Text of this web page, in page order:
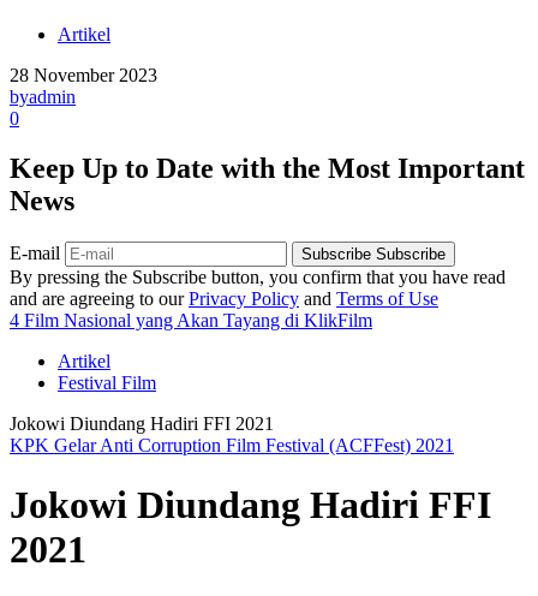
Artikel
28 November 2023
byadmin
0
Keep Up to Date with the Most Important
News
E-mail Subscribe Subscribe
By pressing the Subscribe button, you confirm that you have read
and are agreeing to ourPrivacy Policy and Terms of Use
4 Film Nasional yang Akan Tayang di KlikFilm
Artikel
Festival Film
Jokowi Diundang Hadiri FFI 2021
KPK Gelar Anti Corruption Film Festival (ACFFest) 2021
Jokowi Diundang Hadiri FFI
2021